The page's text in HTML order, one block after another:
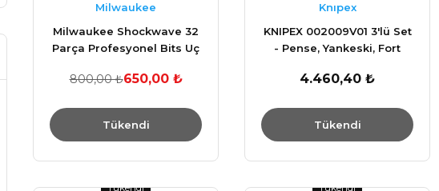
Milwaukee
Milwaukee Shockwave 32
Parça Profesyonel Bits Uç
800,00 ₺650,00 ₺
Tükendi
Knıpex
KNIPEX 002009V01 3'lü Set
- Pense, Yankeski, Fort
4.460,40 ₺
Tükendi
Tükendi Tükendi